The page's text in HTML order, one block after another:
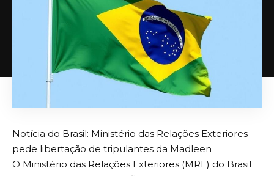
Notícia do Brasil: Ministério das Relações Exteriores
pede libertação de tripulantes da Madleen
O Ministério das Relações Exteriores (MRE) do Brasil